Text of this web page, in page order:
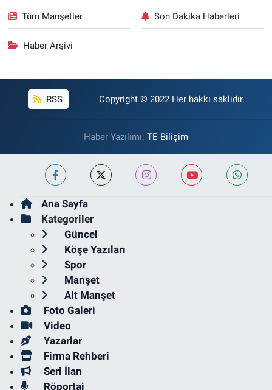
Tüm Manşetler Son Dakika Haberleri
Haber Arşivi
RSS Copyright © 2022 Her hakkı saklıdır.
Haber Yazılımı: TE Bilişim
Ana Sayfa
Kategoriler
Güncel
Köşe Yazıları
Spor
Manşet
Alt Manşet
Foto Galeri
Video
Yazarlar
Firma Rehberi
Seri İlan
Röportaj